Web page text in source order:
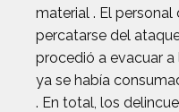
material . El personal
percatarse del
procedió a evacuar
ya se había
. En total, los